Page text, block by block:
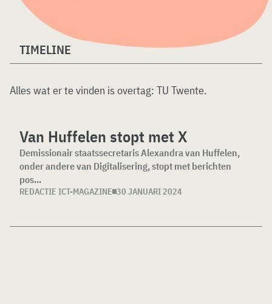
TIMELINE
Alles wat er te vinden is overtag: TU Twente.
Van Huffelen stopt met X
Demissionair staatssecretaris Alexandra van Huffelen,
onder andere van Digitalisering, stopt met berichten
pos...
REDACTIE ICT-MAGAZINE 30 JANUARI 2024